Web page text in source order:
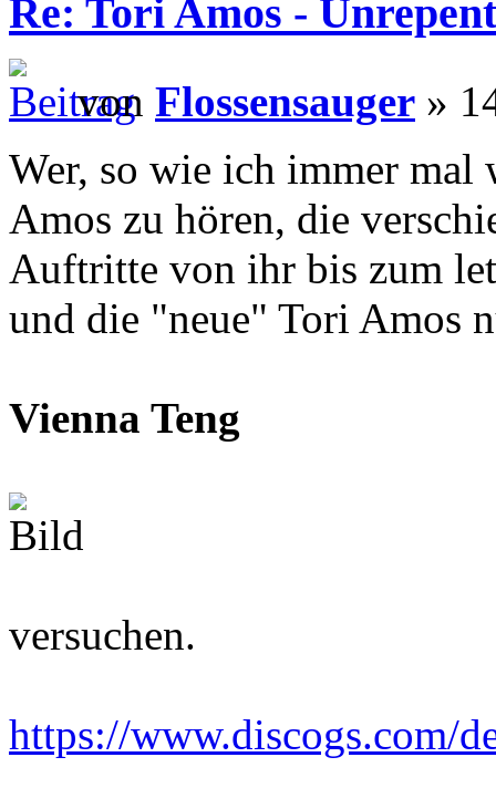
Re: Tori Amos -
von Flossensauger »
Wer, so wie ich immer
Amos zu hören, die
Auftritte von ihr bis zum
und die "neue" Tori Amos
Vienna Teng
versuchen.
https://www.discogs.com/